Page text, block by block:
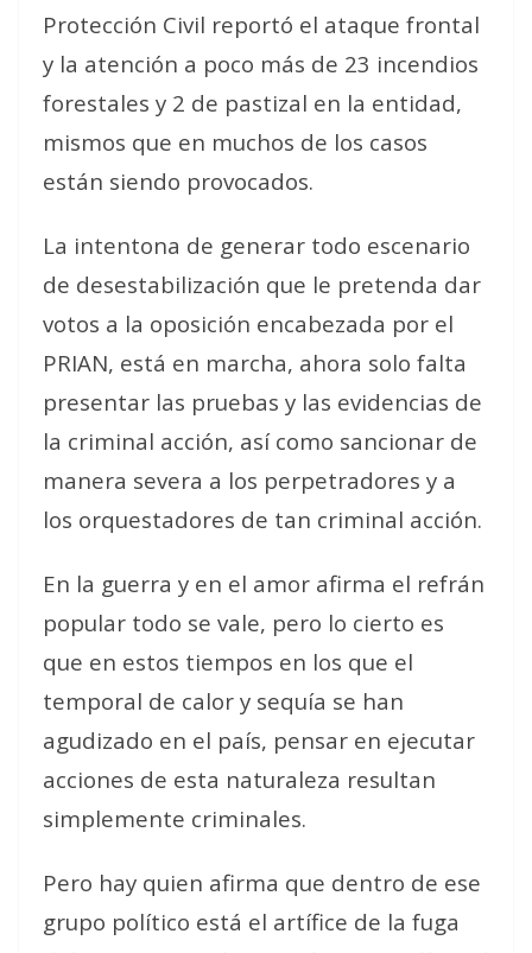
Protección Civil reportó el ataque frontal
y la atención a poco más de 23 incendios
forestales y 2 de pastizal en la entidad,
mismos que en muchos de los casos
están siendo provocados.
La intentona de generar todo escenario
de desestabilización que le pretenda dar
votos a la oposición encabezada por el
PRIAN, está en marcha, ahora solo falta
presentar las pruebas y las evidencias de
la criminal acción, así como sancionar de
manera severa a los perpetradores y a
los orquestadores de tan criminal acción.
En la guerra y en el amor afirma el refrán
popular todo se vale, pero lo cierto es
que en estos tiempos en los que el
temporal de calor y sequía se han
agudizado en el país, pensar en ejecutar
acciones de esta naturaleza resultan
simplemente criminales.
Pero hay quien afirma que dentro de ese
grupo político está el artífice de la fuga